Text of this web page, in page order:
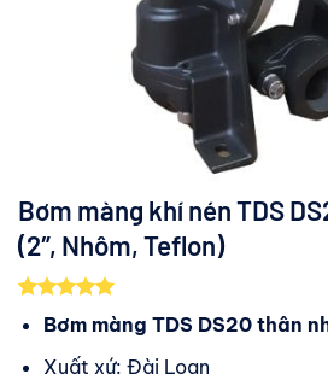
Bơm màng khí nén TDS
(2″, Nhôm, Teflon)
5.00trên 5
dựa trên
đánh giá
Bơm màng TDS DS20 thân
Xuất xứ: Đài Loan